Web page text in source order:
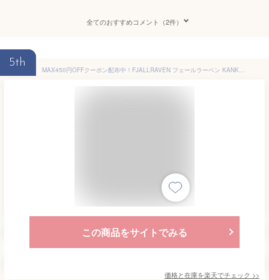
全てのおすすめコメント（2件）
5th
MAX450円OFFクーポン配布中！FJALLRAVEN フェールラーベン KANKEN Mini カンケン ミニリュック リュックサック バックパック FJ 23561 デイバッグ ハンドバッグ レディース キッズ 7Lプレゼント ギフト 通勤 通学 送料無料
この商品をサイトでみる
価格と在庫を楽天でチェック >>